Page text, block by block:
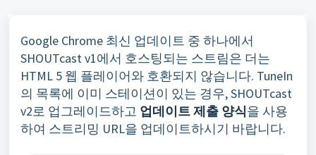
Google Chrome 최신 업데이트 중 하나에서
SHOUTcast v1에서 호스팅되는 스트림은 더는
HTML 5 웹 플레이어와 호환되지 않습니다. TuneIn
의 목록에 이미 스테이션이 있는 경우, SHOUTcast
v2로 업그레이드하고 업데이트 제출 양식을 사용
하여 스트리밍 URL을 업데이트하시기 바랍니다.